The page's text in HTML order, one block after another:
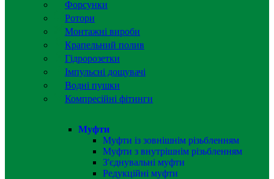
Форсунки
Ротори
Монтажні вироби
Крапельний полив
Гідророзетки
Імпульсні дощувачі
Водні пушки
Компресійні фітинги
Муфти
Муфти із зовнішнім різьбленням
Муфти з внутрішнім різьбленням
З'єднувальні муфти
Редукційні муфти